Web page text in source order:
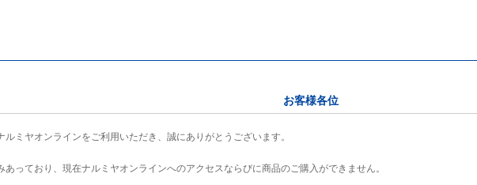
お客様各位
ルミヤオンラインをご利用いただき、誠にありがとうございます。
あっており、現在ナルミヤオンラインへのアクセスならびに商品のご購入ができません。